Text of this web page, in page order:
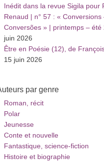
Inédit dans la revue Sigila pour
Renaud | n° 57 : « Conversions
Conversões » | printemps – été
juin 2026
Être en Poésie (12), de
15 juin 2026
par genre
Roman, récit
Polar
Jeunesse
Conte et nouvelle
Fantastique, science-fiction
Histoire et biographie